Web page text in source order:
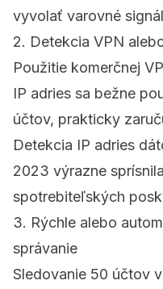
vyvolať varovné
2. Detekcia VPN
Použitie komerčnej
IP adries sa bežne
účtov, prakticky
Detekcia IP adries
2023 výrazne
spotrebiteľských
3. Rýchle alebo
správanie
Sledovanie 50 účtov